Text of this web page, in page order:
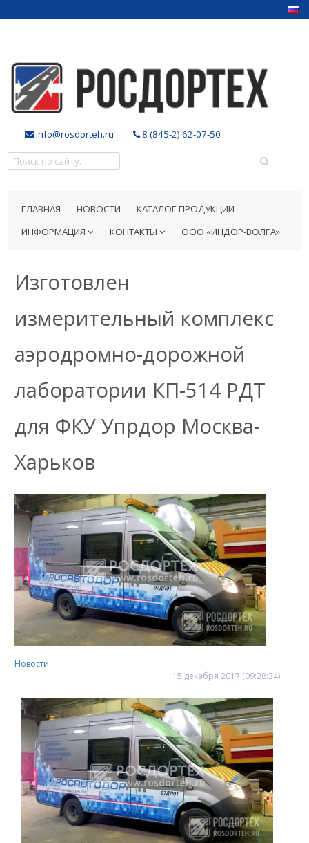
info@rosdorteh.ru 8 (845-2) 62-07-50
ГЛАВНАЯ НОВОСТИ
КАТАЛОГ ПРОДУКЦИИ
ИНФОРМАЦИЯ
КОНТАКТЫ ООО «ИНДОР-ВОЛГА»
Изготовлен
измерительный комплекс
аэродромно-дорожной
лаборатории КП-514 РДТ
для ФКУ Упрдор Москва-
Харьков
Новости
15 декабря 2017 (09:28:34)